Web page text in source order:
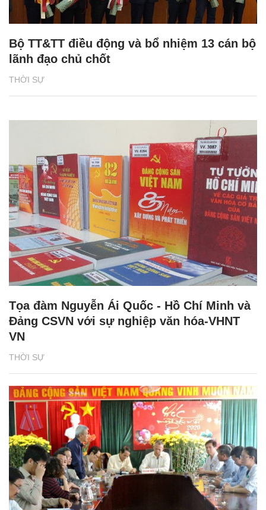
THỜI SỰ
Bộ TT&TT điều động và bổ nhiệm 13 cán bộ
lãnh đạo chủ chốt
THỜI SỰ
Tọa đàm Nguyễn Ái Quốc - Hồ Chí Minh và
Đảng CSVN với sự nghiệp văn hóa-VHNT
VN